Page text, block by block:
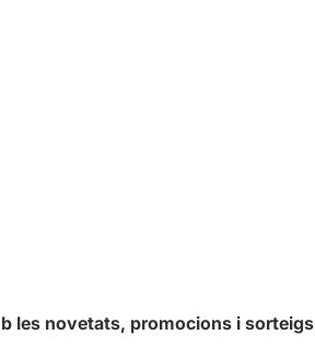
les novetats, promocions i sorteigs